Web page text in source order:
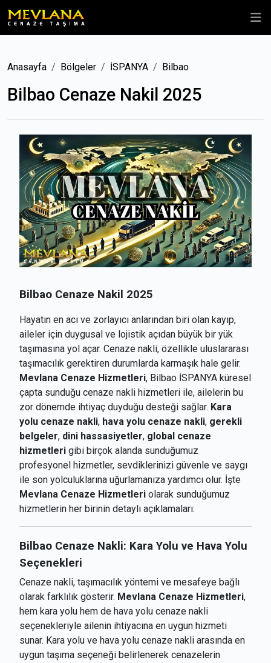
Anasayfa Bölgeler İSPANYA Bilbao
Bilbao Cenaze Nakil 2025
Bilbao Cenaze Nakil 2025
Hayatın en acı ve zorlayıcı anlarından biri olan kayıp,
aileler için duygusal ve lojistik açıdan büyük bir yük
taşımasına yol açar. Cenaze nakli, özellikle uluslararası
taşımacılık gerektiren durumlarda karmaşık hale gelir.
Mevlana Cenaze Hizmetleri, Bilbao İSPANYA küresel
çapta sunduğu cenaze nakli hizmetleri ile, ailelerin bu
zor dönemde ihtiyaç duyduğu desteği sağlar. Kara
yolu cenaze nakli, hava yolu cenaze nakli, gerekli
belgeler, dini hassasiyetler, global cenaze
hizmetleri gibi birçok alanda sunduğumuz
profesyonel hizmetler, sevdiklerinizi güvenle ve saygı
ile son yolculuklarına uğurlamanıza yardımcı olur. İşte
Mevlana Cenaze Hizmetleri olarak sunduğumuz
hizmetlerin her birinin detaylı açıklamaları:
Bilbao Cenaze Nakli: Kara Yolu ve Hava Yolu
Seçenekleri
Cenaze nakli, taşımacılık yöntemi ve mesafeye bağlı
olarak farklılık gösterir. Mevlana Cenaze Hizmetleri,
hem kara yolu hem de hava yolu cenaze nakli
seçenekleriyle ailenin ihtiyacına en uygun hizmeti
sunar. Kara yolu ve hava yolu cenaze nakli arasında en
uygun taşıma seçeneği belirlenerek cenazelerin